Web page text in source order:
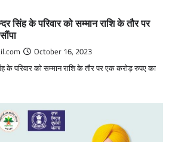
सिंह के परिवार को सम्मान राशि के तौर पर
October 16, 2023
के परिवार को सम्मान राशि के तौर पर एक करोड़ रुपए का